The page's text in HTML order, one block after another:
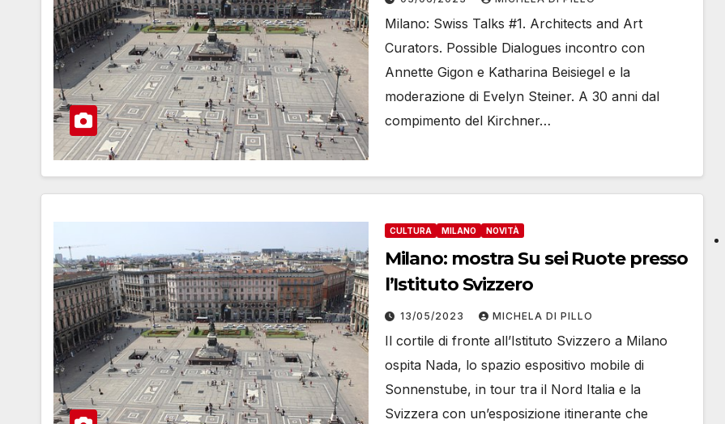
Milano: Swiss Talks #1. Architects and Art
Curators. Possible Dialogues incontro con
Annette Gigon e Katharina Beisiegel e la
moderazione di Evelyn Steiner. A 30 anni dal
compimento del Kirchner…
CULTURA MILANO NOVITÀ
Milano: mostra Su sei Ruote presso
l’Istituto Svizzero
13/05/2023 MICHELA DI PILLO
Il cortile di fronte all’Istituto Svizzero a Milano
ospita Nada, lo spazio espositivo mobile di
Sonnenstube, in tour tra il Nord Italia e la
Svizzera con un’esposizione itinerante che